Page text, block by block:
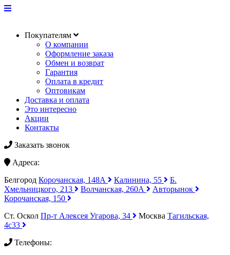
Покупателям
О компании
Оформление заказа
Обмен и возврат
Гарантия
Оплата в кредит
Оптовикам
Доставка и оплата
Это интересно
Акции
Контакты
Заказать звонок
Адреса:
Белгород Корочанская, 148А Калинина, 55
Б.
Хмельницкого, 213
Волчанская, 260А
Авторынок
Корочанская, 150
Ст. Оскол Пр-т Алексея Угарова, 34 Москва Тагильская,
4с33
Телефоны: